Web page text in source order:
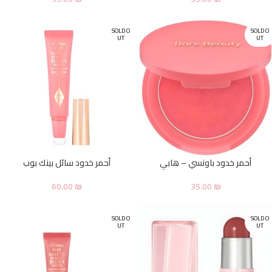
SOLD O
UT
أحمر خدود باونسي – هابي
35.00₪
SOLD O
UT
أحمر خدود سائل بينك بوب
60.00₪
SOLD O
UT
SOLD O
UT